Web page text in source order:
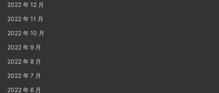
2022 年 12 月
2022 年 11 月
2022 年 10 月
2022 年 9 月
2022 年 8 月
2022 年 7 月
2022 年 6 月